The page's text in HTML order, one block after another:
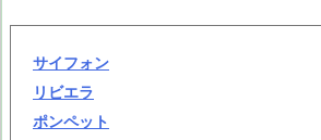
サイフォン
リビエラ
ポンペット